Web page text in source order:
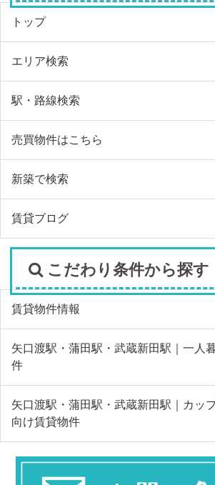
トップ
エリア検索
駅・路線検索
売買物件はこちら
新築で検索
賃貸ブログ
こだわり条件から探す
賃貸物件情報
矢口渡駅・蒲田駅・武蔵新田駅｜一人
件
矢口渡駅・蒲田駅・武蔵新田駅｜カッ
向け賃貸物件